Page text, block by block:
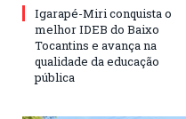
Igarapé-Miri conquista o
melhor IDEB do Baixo
Tocantins e avança na
qualidade da educação
pública